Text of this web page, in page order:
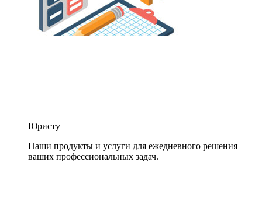
Юристу
Наши продукты и услуги для ежедневного решения
ваших профессиональных задач.